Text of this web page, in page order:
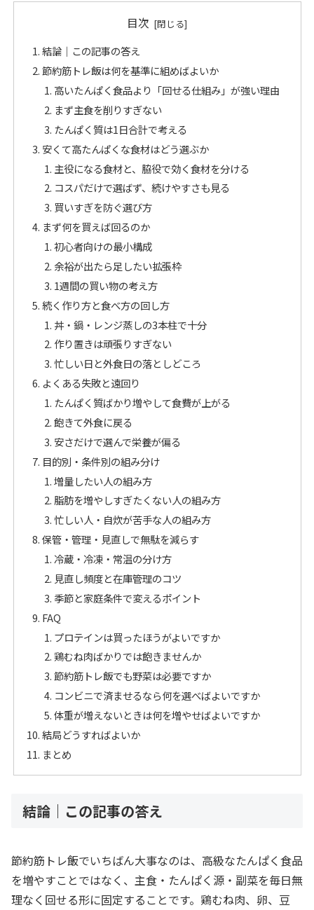
目次
結論｜この記事の答え
節約筋トレ飯は何を基準に組めばよいか
高いたんぱく食品より「回せる仕組み」が強い理由
まず主食を削りすぎない
たんぱく質は1日合計で考える
安くて高たんぱくな食材はどう選ぶか
主役になる食材と、脇役で効く食材を分ける
コスパだけで選ばず、続けやすさも見る
買いすぎを防ぐ選び方
まず何を買えば回るのか
初心者向けの最小構成
余裕が出たら足したい拡張枠
1週間の買い物の考え方
続く作り方と食べ方の回し方
丼・鍋・レンジ蒸しの3本柱で十分
作り置きは頑張りすぎない
忙しい日と外食日の落としどころ
よくある失敗と遠回り
たんぱく質ばかり増やして食費が上がる
飽きて外食に戻る
安さだけで選んで栄養が偏る
目的別・条件別の組み分け
増量したい人の組み方
脂肪を増やしすぎたくない人の組み方
忙しい人・自炊が苦手な人の組み方
保管・管理・見直しで無駄を減らす
冷蔵・冷凍・常温の分け方
見直し頻度と在庫管理のコツ
季節と家庭条件で変えるポイント
FAQ
プロテインは買ったほうがよいですか
鶏むね肉ばかりでは飽きませんか
節約筋トレ飯でも野菜は必要ですか
コンビニで済ませるなら何を選べばよいですか
体重が増えないときは何を増やせばよいですか
結局どうすればよいか
まとめ
結論｜この記事の答え
節約筋トレ飯でいちばん大事なのは、高級なたんぱく食品
を増やすことではなく、主食・たんぱく源・副菜を毎日無
理なく回せる形に固定することです。鶏むね肉、卵、豆